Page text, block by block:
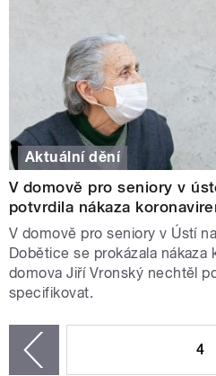
Aktuální dění
V domově pro seniory v
potvrdila nákaza
V domově pro seniory v Ústí
Dobětice se prokázala nákaza
domova Jiří Vronský nechtěl
specifikovat.
4